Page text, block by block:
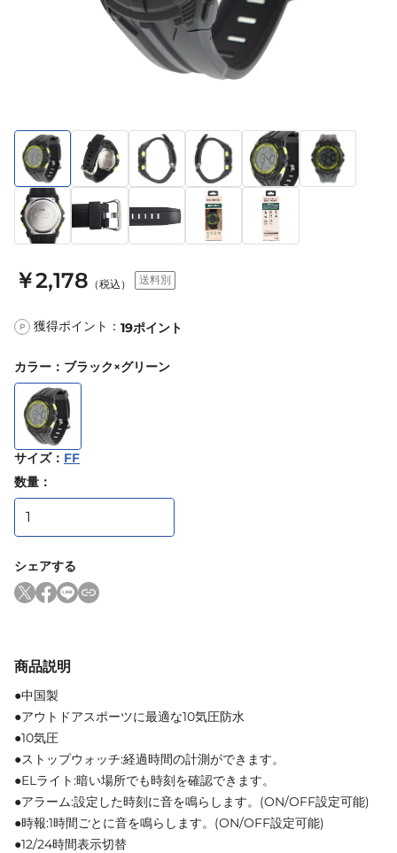
￥2,178 （税込） 送料別
P 獲得ポイント： 19ポイント
カラー ： ブラック×グリーン
サイズ： FF
数量：
シェアする
商品説明
●中国製
●アウトドアスポーツに最適な10気圧防水
●10気圧
●ストップウォッチ:経過時間の計測ができます。
●ELライト:暗い場所でも時刻を確認できます。
●アラーム:設定した時刻に音を鳴らします。(ON/OFF設定可能)
●時報:1時間ごとに音を鳴らします。(ON/OFF設定可能)
●12/24時間表示切替